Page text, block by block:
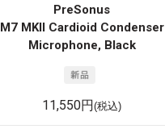
PreSonus
M7 MKII Cardioid Condenser
Microphone, Black
11,550円(税込)